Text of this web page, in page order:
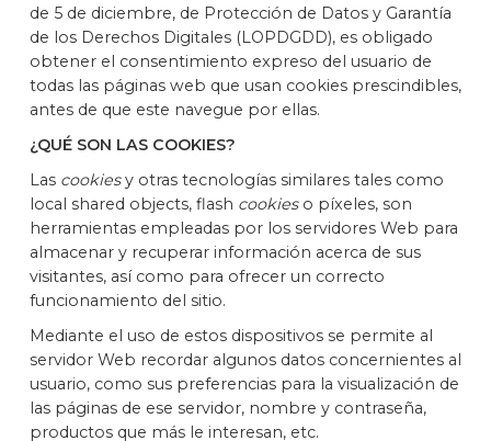
de 5 de diciembre, de Protección de Datos y Garantía
de los Derechos Digitales (LOPDGDD), es obligado
obtener el consentimiento expreso del usuario de
todas las páginas web que usan cookies prescindibles,
antes de que este navegue por ellas.
¿QUÉ SON LAS COOKIES?
Las cookiesy otras tecnologías similares tales como
local shared objects, flash cookies o píxeles, son
herramientas empleadas por los servidores Web para
almacenar y recuperar información acerca de sus
visitantes, así como para ofrecer un correcto
funcionamiento del sitio.
Mediante el uso de estos dispositivos se permite al
servidor Web recordar algunos datos concernientes al
usuario, como sus preferencias para la visualización de
las páginas de ese servidor, nombre y contraseña,
productos que más le interesan, etc.